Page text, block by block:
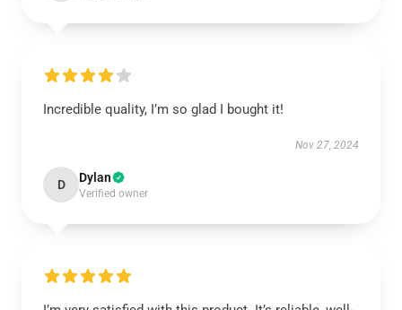
Incredible quality, I’m so glad I bought it!
Nov 27, 2024
D Dylan
Verified owner